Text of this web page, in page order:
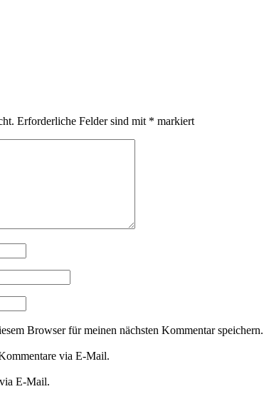
Erforderliche Felder sind mit * markiert
Browser für meinen nächsten Kommentar speichern.
via E-Mail.
E-Mail.